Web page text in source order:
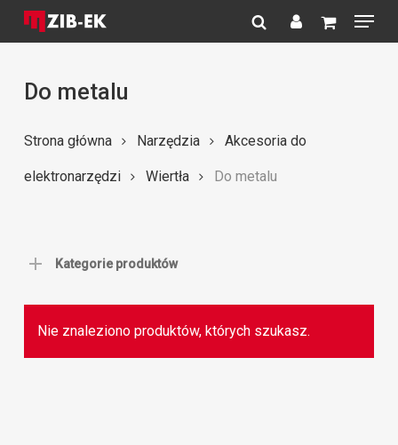
Skip
content
searchaccount
Menu
Do metalu
Strona główna Narzędzia Akcesoria do
elektronarzędzi Wiertła Do metalu
Kategorie produktów
Nie znaleziono produktów, których szukasz.